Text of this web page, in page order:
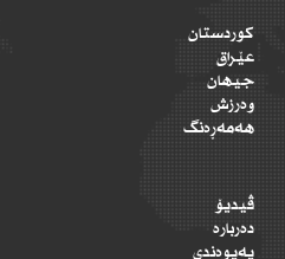
کوردستان
عێراق
جیهان
وەرزش
هەمەڕەنگ
ڤیدیۆ
دەربارە
پەیوەندی